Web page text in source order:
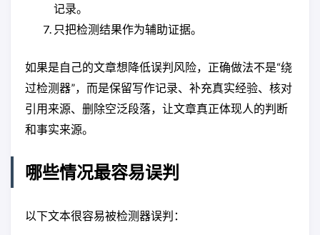
记录。
只把检测结果作为辅助证据。
如果是自己的文章想降低误判风险，正确做法不是“绕
过检测器”，而是保留写作记录、补充真实经验、核对
引用来源、删除空泛段落，让文章真正体现人的判断
和事实来源。
哪些情况最容易误判
以下文本很容易被检测器误判：